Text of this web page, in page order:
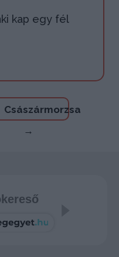
kap egy fél
Császármorzsa
→